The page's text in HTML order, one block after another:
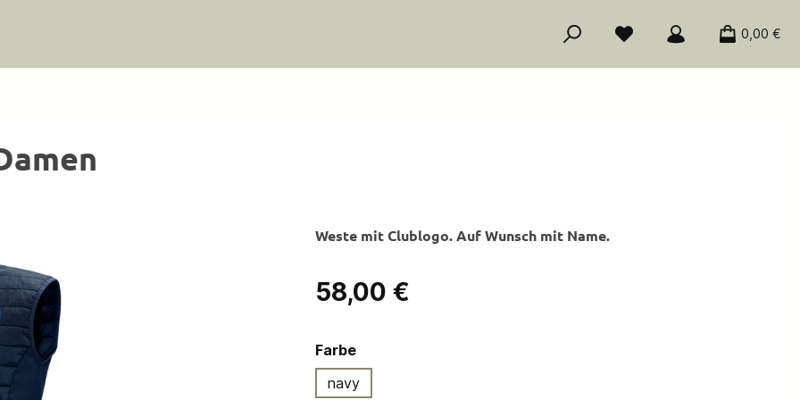
0,00 €
Weste mit Clublogo. Auf Wunsch mit Name.
Regulärer Preis:
58,00 €
Farbeauswählen
navy